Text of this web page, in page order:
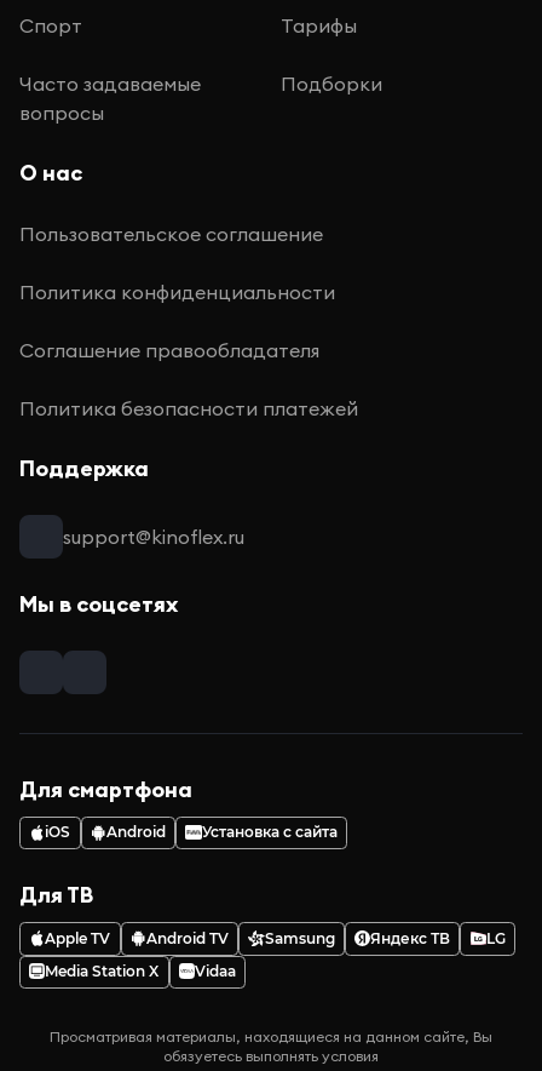
Спорт Тарифы
Часто задаваемые
вопросы
Подборки
О нас
Пользовательское соглашение
Политика конфиденциальности
Соглашение правообладателя
Политика безопасности платежей
Поддержка
support@kinoflex.ru
Мы в соцсетях
Для смартфона
iOS Android Установка с сайта
Для ТВ
Apple TV Android TV Samsung Яндекс ТВ
LG
Media Station X
Vidaa
Просматривая материалы, находящиеся на данном сайте, Вы
обязуетесь выполнять условия